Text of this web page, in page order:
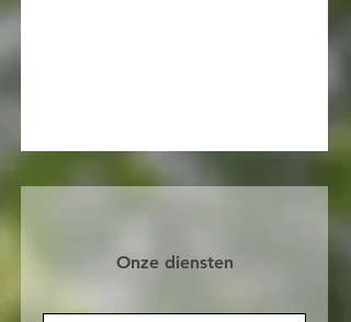
Onze diensten